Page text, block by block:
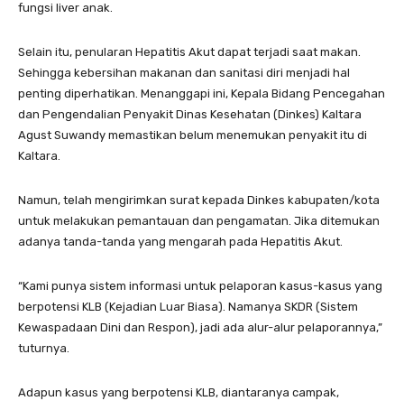
fungsi liver anak.
Selain itu, penularan Hepatitis Akut dapat terjadi saat makan.
Sehingga kebersihan makanan dan sanitasi diri menjadi hal
penting diperhatikan. Menanggapi ini, Kepala Bidang Pencegahan
dan Pengendalian Penyakit Dinas Kesehatan (Dinkes) Kaltara
Agust Suwandy memastikan belum menemukan penyakit itu di
Kaltara.
Namun, telah mengirimkan surat kepada Dinkes kabupaten/kota
untuk melakukan pemantauan dan pengamatan. Jika ditemukan
adanya tanda-tanda yang mengarah pada Hepatitis Akut.
“Kami punya sistem informasi untuk pelaporan kasus-kasus yang
berpotensi KLB (Kejadian Luar Biasa). Namanya SKDR (Sistem
Kewaspadaan Dini dan Respon), jadi ada alur-alur pelaporannya,”
tuturnya.
Adapun kasus yang berpotensi KLB, diantaranya campak,